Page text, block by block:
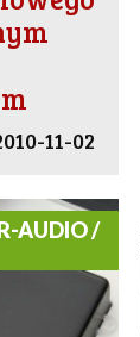
11-02
AUDIO /